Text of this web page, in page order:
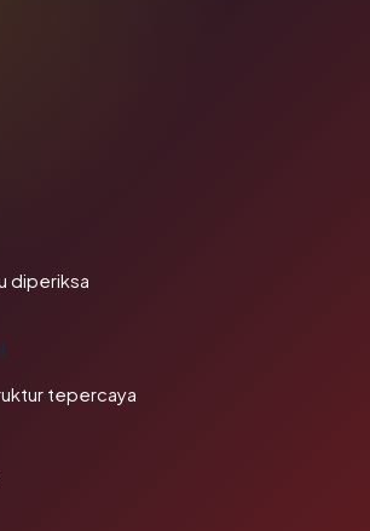
diperiksa
tepercaya